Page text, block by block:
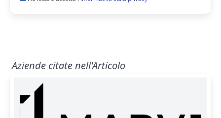
Aziende citate nell'Articolo